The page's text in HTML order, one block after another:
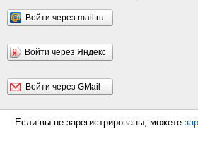
Войти через mail.ru
Войти через Яндекс
Войти через GMail
Если вы не зарегистрированы, можете